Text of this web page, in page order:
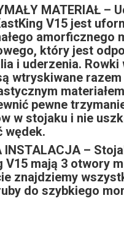
MATERIAŁ –
V15 jest
amorficznego
który jest
i uderzenia. Rowki
wtryskiwane
pewne
w stojaku i nie
wędek.
INSTALACJA –
V15 mają 3 otwory
znajdziemy
do szybkiego